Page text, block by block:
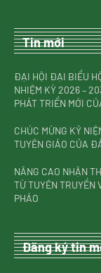
Tin mới
ĐẠI HỘI ĐẠI BIỂU
NHIỆM KỲ 2026 –
PHÁT TRIỂN MỚI
CHÚC MỪNG KỶ
TUYÊN GIÁO CỦA
NÂNG CAO NHẬN
TỪ TUYÊN TRUYỀN
PHÁO
Đăng ký tin